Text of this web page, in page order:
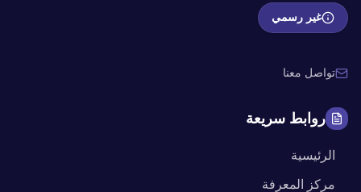
غير رسمي
تواصل معنا
روابط سريعة
الرئيسية
مركز المعرفة